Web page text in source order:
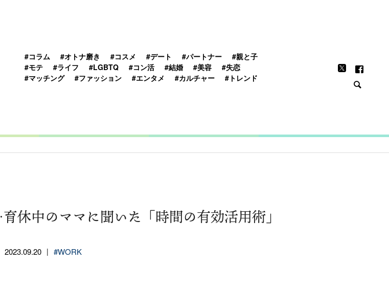
#コラム #オトナ磨き #コスメ #デート #パートナー
#親と子
#モテ
#ライフ #LGBTQ #コン活 #結婚 #美容
#失恋
#マッチング
#ファッション #エンタメ #カルチャー #トレンド
休中のママに聞いた「時間の有効活用術」
2023.09.20 | #WORK